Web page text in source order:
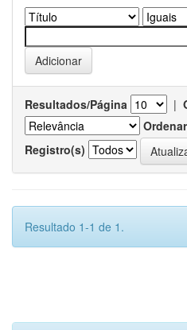
Resultados/Página |
Ordenar
Registro(s)
Resultado 1-1 de 1.